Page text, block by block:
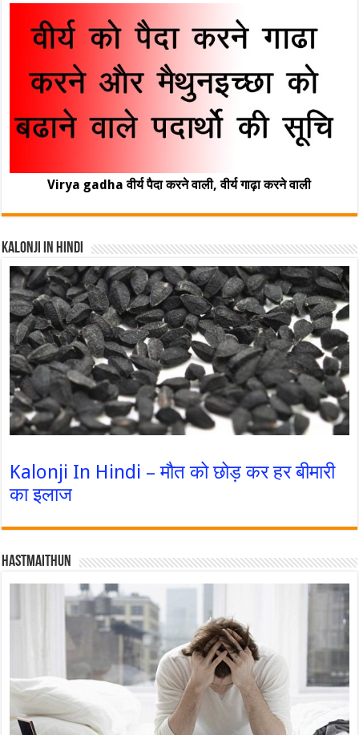
Virya gadha वीर्य पैदा करने वाली, वीर्य गाढ़ा करने वाली
Kalonji In Hindi
Kalonji In Hindi – मौत को छोड़ कर हर बीमारी
का इलाज
Hastmaithun